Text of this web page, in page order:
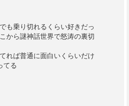
も乗り切れるくらい好きだっ
から謎神話世界で怒涛の裏切
れば普通に面白いくらいだけ
てる